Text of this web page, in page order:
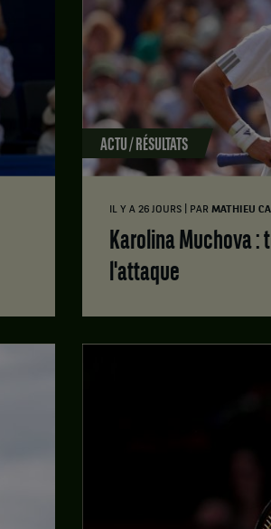
ACTU / RÉSULTATS
IL Y A 26 JOURS PAR MATHIEU
Karolina Muchova : tennis complet, au service de
l'attaque